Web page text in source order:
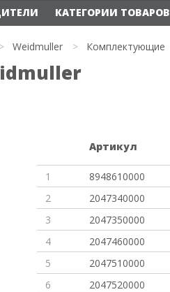
КАТЕГОРИИ ТОВАРОВ
> Weidmuller > Комплектующие
Артикул
1 8948610000
2 2047340000
3 2047350000
4 2047460000
5 2047510000
6 2047520000